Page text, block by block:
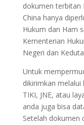
dokumen terbitan
China hanya
Hukum dan Ham
Kementerian
Negeri dan
Untuk
dikirimkan
TIKI, JNE, atau
anda juga bisa
Setelah dokumen